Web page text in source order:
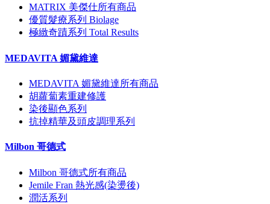
MATRIX 美傑仕所有商品
優質髮療系列 Biolage
極緻奇蹟系列 Total Results
MEDAVITA 媚黛維達
MEDAVITA 媚黛維達所有商品
胡蘿蔔素重建修護
染後顯色系列
抗掉精華及頭皮調理系列
Milbon 哥德式
Milbon 哥德式所有商品
Jemile Fran 熱光感(染燙後)
潤活系列